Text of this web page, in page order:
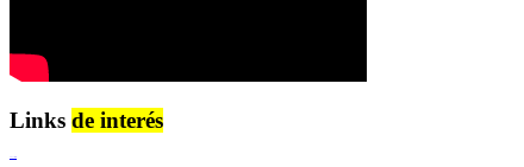
Links de interés